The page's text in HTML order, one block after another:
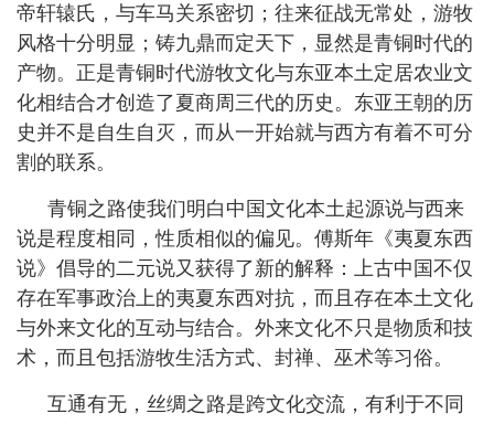
帝轩辕氏，与车马关系密切；往来征战无常处，游牧
风格十分明显；铸九鼎而定天下，显然是青铜时代的
产物。正是青铜时代游牧文化与东亚本土定居农业文
化相结合才创造了夏商周三代的历史。东亚王朝的历
史并不是自生自灭，而从一开始就与西方有着不可分
割的联系。
青铜之路使我们明白中国文化本土起源说与西来
说是程度相同，性质相似的偏见。傅斯年《夷夏东西
说》倡导的二元说又获得了新的解释：上古中国不仅
存在军事政治上的夷夏东西对抗，而且存在本土文化
与外来文化的互动与结合。外来文化不只是物质和技
术，而且包括游牧生活方式、封禅、巫术等习俗。
互通有无，丝绸之路是跨文化交流，有利于不同